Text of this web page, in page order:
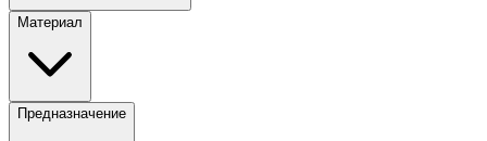
Материал
Предназначение